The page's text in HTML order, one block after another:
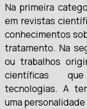
Na primeira
em revistas
conhecimentos
tratamento. Na
ou trabalhos
científicas
tecnologias. A
uma